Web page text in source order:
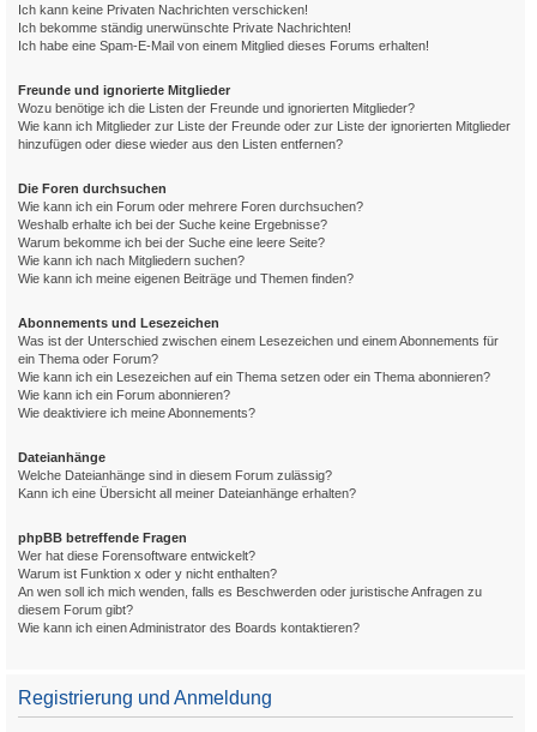
Ich kann keine Privaten Nachrichten verschicken!
Ich bekomme ständig unerwünschte Private Nachrichten!
Ich habe eine Spam-E-Mail von einem Mitglied dieses Forums erhalten!
Freunde und ignorierte Mitglieder
Wozu benötige ich die Listen der Freunde und ignorierten Mitglieder?
Wie kann ich Mitglieder zur Liste der Freunde oder zur Liste der ignorierten Mitglieder
hinzufügen oder diese wieder aus den Listen entfernen?
Die Foren durchsuchen
Wie kann ich ein Forum oder mehrere Foren durchsuchen?
Weshalb erhalte ich bei der Suche keine Ergebnisse?
Warum bekomme ich bei der Suche eine leere Seite?
Wie kann ich nach Mitgliedern suchen?
Wie kann ich meine eigenen Beiträge und Themen finden?
Abonnements und Lesezeichen
Was ist der Unterschied zwischen einem Lesezeichen und einem Abonnements für
ein Thema oder Forum?
Wie kann ich ein Lesezeichen auf ein Thema setzen oder ein Thema abonnieren?
Wie kann ich ein Forum abonnieren?
Wie deaktiviere ich meine Abonnements?
Dateianhänge
Welche Dateianhänge sind in diesem Forum zulässig?
Kann ich eine Übersicht all meiner Dateianhänge erhalten?
phpBB betreffende Fragen
Wer hat diese Forensoftware entwickelt?
Warum ist Funktion x oder y nicht enthalten?
An wen soll ich mich wenden, falls es Beschwerden oder juristische Anfragen zu
diesem Forum gibt?
Wie kann ich einen Administrator des Boards kontaktieren?
Registrierung und Anmeldung